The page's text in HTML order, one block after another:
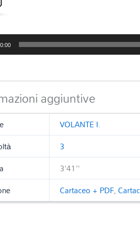
aggiuntive
VOLANTE I.
3
3'41''
Cartaceo + PDF,